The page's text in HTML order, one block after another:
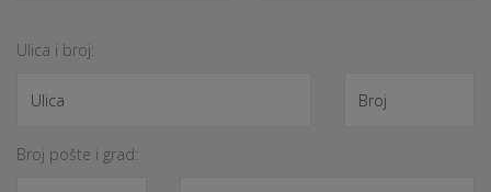
Ulica i broj:
Broj pošte i grad: